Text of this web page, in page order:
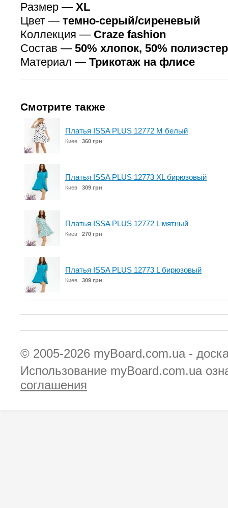
Размер — XL
Цвет — темно-серый/сиреневый
Коллекция — Craze fashion
Состав — 50% хлопок, 50% полиэстер
Материал — Трикотаж на флисе
Смотрите также
Платья ISSA PLUS 12772 M белый
Киев 360 грн
Платья ISSA PLUS 12773 XL бирюзовый
Киев 309 грн
Платья ISSA PLUS 12772 L мятный
Киев 270 грн
Платья ISSA PLUS 12773 L бирюзовый
Киев 309 грн
© 2005-2026 myBoard.com.ua -
Использование myBoard.com.ua
соглашения